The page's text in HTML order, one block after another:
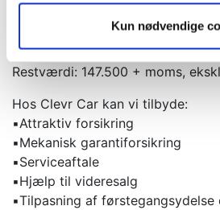
Kun nødvendige
Udbetaling: 59.999 kr. inkl. moms.
Ydelse: 4.999 kr. inkl. moms.
Restværdi: 147.500 + moms,
Hos Clevr Car kan vi tilbyde:
▪️Attraktiv forsikring
▪️Mekanisk garantiforsikring
▪️Serviceaftale
▪️Hjælp til videresalg
▪️Tilpasning af